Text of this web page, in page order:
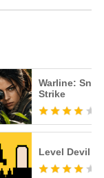
Warline:
Strike
Level Devil